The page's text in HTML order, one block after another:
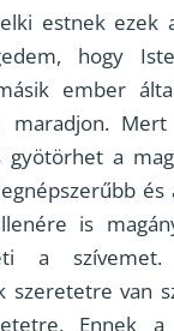
estnek ezek
hogy
ember
maradjon.
gyötörhet a
és
is
a
szeretetre van
Ennek